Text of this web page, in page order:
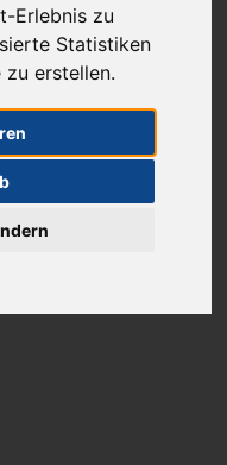
Erlebnis zu
Statistiken
erstellen.
Sie haben Fragen?